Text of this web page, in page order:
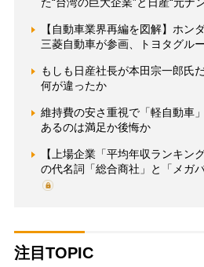
た“台湾の巨大企業”と日産“元ナ
【自動車業界再編を図解】ホン
三菱自動車が参画、トヨタグル
もしも日産社長が本田宗一郎
何が違ったか
維持費の安さ重視で「軽自動車
あるのは満足か後悔か
【上場企業「平均年収ランキン
の代名詞「総合商社」と「メガ
注目TOPIC